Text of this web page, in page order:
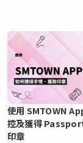
使用 SMTOWN
控及獲得
印章